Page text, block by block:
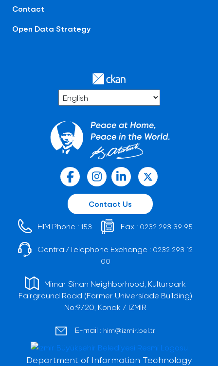
Contact
Open Data Strategy
Contact Us
HIM Phone : 153 Fax : 0232 293 39 95
Central/Telephone Exchange : 0232 293 12
00
Mimar Sinan Neighborhood, Kültürpark
Fairground Road (Former Universiade Building)
No:9/20, Konak / İZMİR
E-mail : him@izmir.bel.tr
Department of Information Technology